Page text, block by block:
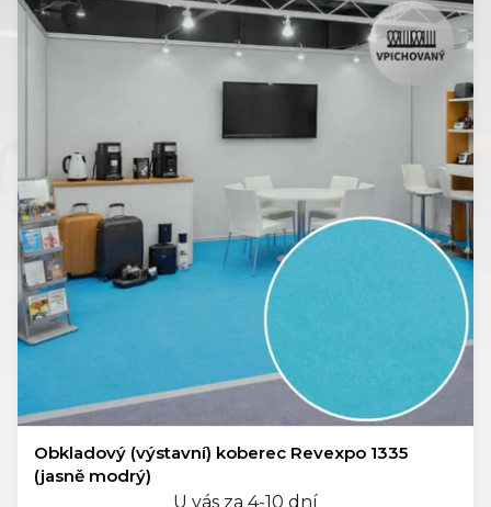
Obkladový (výstavní) koberec Revexpo 1335
(jasně modrý)
U vás za 4-10 dní